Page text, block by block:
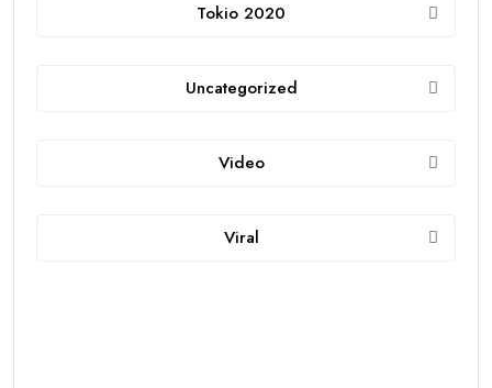
Tokio 2020
Uncategorized
Video
Viral